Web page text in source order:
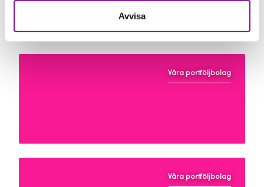
Avvisa
Measure & Change
Våra portföljbolag
Våra portföljbolag